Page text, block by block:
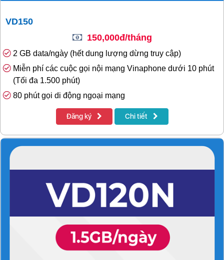
VD150
150,000đ/tháng
2 GB data/ngày (hết dung lượng dừng truy cập)
Miễn phí các cuộc gọi nội mạng Vinaphone dưới 10 phút
(Tối đa 1.500 phút)
80 phút gọi di động ngoại mạng
Đăng ký Chi tiết